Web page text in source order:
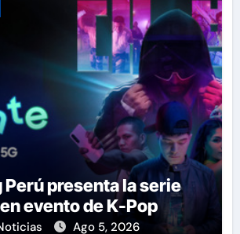
Perú presenta la serie
evento de K-Pop
Ago 5, 2026